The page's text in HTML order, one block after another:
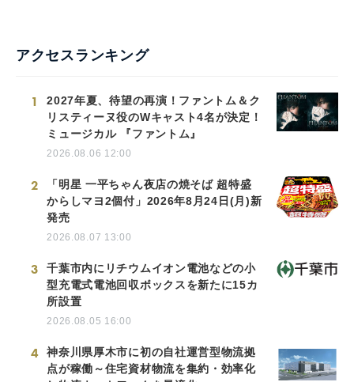
アクセスランキング
1
2027年夏、待望の再演！ファントム＆ク
リスティーヌ役のWキャスト4名が決定！
ミュージカル 『ファントム』
2026.08.06 12:00
2
「明星 一平ちゃん夜店の焼そば 超特盛
からしマヨ2個付」2026年8月24日(月)新
発売
2026.08.07 13:00
3
千葉市内にリチウムイオン電池などの小
型充電式電池回収ボックスを新たに15カ
所設置
2026.08.05 16:00
4
神奈川県厚木市に初の自社運営型物流拠
点が稼働～住宅資材物流を集約・効率化